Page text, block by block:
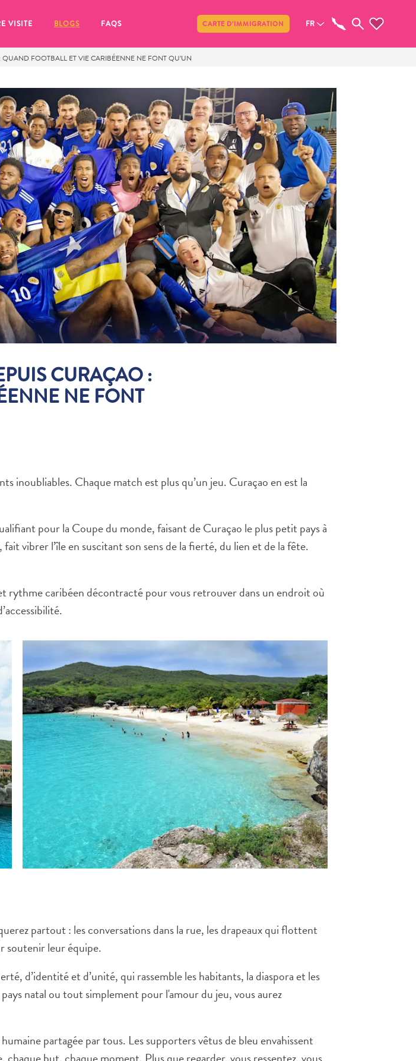
VISITE BLOGS FAQS CARTE D’IMMIGRATION FR
FOOTBALL ET VIE CARIBÉENNE NE FONT QU’UN
CURAÇAO :
NE FONT
inoubliables. Chaque match est plus qu’un jeu. Curaçao en est la
pour la Coupe du monde, faisant de Curaçao le plus petit pays à
vibrer l’île en suscitant son sens de la fierté, du lien et de la fête.
rythme caribéen décontracté pour vous retrouver dans un endroit où
partout : les conversations dans la rue, les drapeaux qui flottent
soutenir leur équipe.
d’identité et d’unité, qui rassemble les habitants, la diaspora et les
natal ou tout simplement pour l'amour du jeu, vous aurez
partagée par tous. Les supporters vêtus de bleu envahissent
Partager
de cliquer sur le